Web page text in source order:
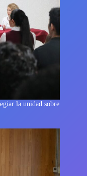
la unidad sobre